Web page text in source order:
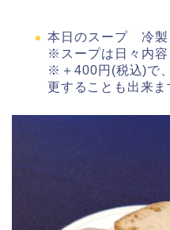
本日のスープ 冷製
※スープは日々内容
※＋400円 (税込)で
更することも出来ま